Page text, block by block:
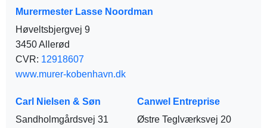
Murermester Lasse Noordman
Høveltsbjergvej 9
3450 Allerød
CVR: 12918607
www.murer-kobenhavn.dk
Carl Nielsen & Søn
Sandholmgårdsvej 31
Canwel Entreprise
Østre Teglværksvej 20